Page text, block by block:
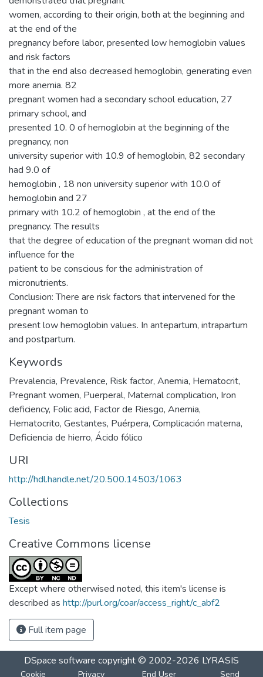
women, according to their origin, both at the beginning and
at the end of the
pregnancy before labor, presented low hemoglobin values
and risk factors
that in the end also decreased hemoglobin, generating even
more anemia. 82
pregnant women had a secondary school education, 27
primary school, and
presented 10. 0 of hemoglobin at the beginning of the
pregnancy, non
university superior with 10.9 of hemoglobin, 82 secondary
had 9.0 of
hemoglobin , 18 non university superior with 10.0 of
hemoglobin and 27
primary with 10.2 of hemoglobin , at the end of the
pregnancy. The results
that the degree of education of the pregnant woman did not
influence for the
patient to be conscious for the administration of
micronutrients.
Conclusion: There are risk factors that intervened for the
pregnant woman to
present low hemoglobin values. In antepartum, intrapartum
and postpartum.
Keywords
Prevalencia, Prevalence, Risk factor, Anemia, Hematocrit,
Pregnant women, Puerperal, Maternal complication, Iron
deficiency, Folic acid, Factor de Riesgo, Anemia,
Hematocrito, Gestantes, Puérpera, Complicación materna,
Deficiencia de hierro, Ácido fólico
URI
http://hdl.handle.net/20.500.14503/1063
Collections
Tesis
Creative Commons license
Except where otherwised noted, this item's license is
described as http://purl.org/coar/access_right/c_abf2
Full item page
DSpace software copyright © 2002-2026 LYRASIS
Cookie Privacy End User Send